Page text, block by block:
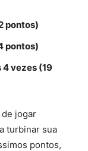
pontos)
pontos)
vezes (19
jogar
turbinar sua
pontos,